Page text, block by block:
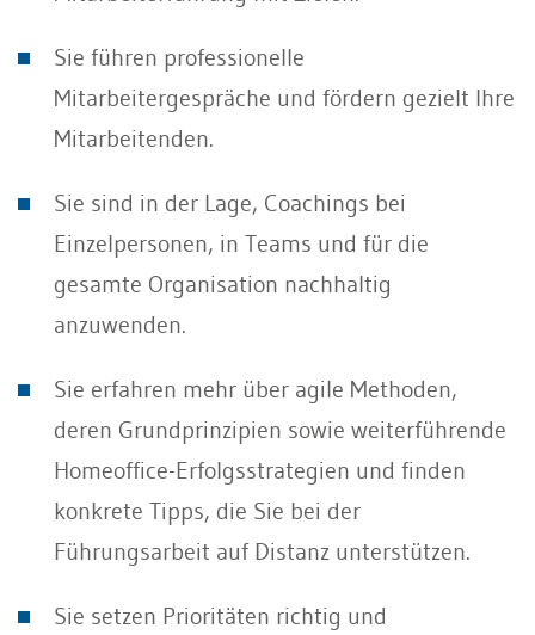
Sie führen professionelle
Mitarbeitergespräche und fördern gezielt Ihre
Mitarbeitenden.
Sie sind in der Lage, Coachings bei
Einzelpersonen, in Teams und für die
gesamte Organisation nachhaltig
anzuwenden.
Sie erfahren mehr über agile Methoden,
deren Grundprinzipien sowie weiterführende
Homeoffice-Erfolgsstrategien und finden
konkrete Tipps, die Sie bei der
Führungsarbeit auf Distanz unterstützen.
Sie setzen Prioritäten richtig und